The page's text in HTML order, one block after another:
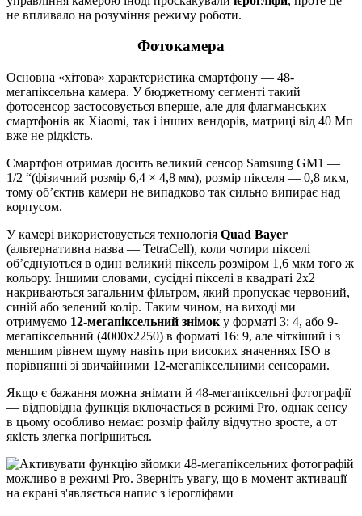
не впливало на розуміння режиму роботи.
Фотокамера
Основна «хітова» характеристика смартфону — 48-
мегапіксельна камера. У бюджетному сегменті такий
фотосенсор застосовується вперше, але для флагманських
смартфонів як Xiaomi, так і інших вендорів, матриці від 40 Мп
вже не рідкість.
Смартфон отримав досить великий сенсор Samsung GM1 —
1/2 “(фізичний розмір 6,4 × 4,8 мм), розмір пікселя — 0,8 мкм,
тому об’єктив камери не випадково так сильно випирає над
корпусом.
У камері використовується технологія Quad Bayer
(альтернативна назва — TetraCell), коли чотири пікселі
об’єднуються в один великий піксель розміром 1,6 мкм того ж
кольору. Іншими словами, сусідні пікселі в квадраті 2х2
накриваються загальним фільтром, який пропускає червоний,
синій або зелений колір. Таким чином, на виході ми
отримуємо 12-мегапіксельний знімок у форматі 3: 4, або 9-
мегапіксельний (4000х2250) в форматі 16: 9, але чіткіший і з
меншим рівнем шуму навіть при високих значеннях ISO в
порівнянні зі звичайними 12-мегапіксельними сенсорами.
Якщо є бажання можна знімати й 48-мегапіксельні фотографії
— відповідна функція включається в режимі Pro, однак сенсу
в цьому особливо немає: розмір файлу відчутно зросте, а от
якість злегка погіршиться.